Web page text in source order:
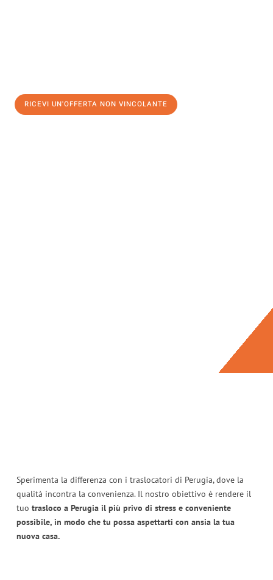
RICEVI UN'OFFERTA NON VINCOLANTE
Sperimenta la differenza con i traslocatori di Perugia, dove la
qualità incontra la convenienza. Il nostro obiettivo è rendere il
tuo trasloco a Perugia il più privo di stress e conveniente
possibile, in modo che tu possa aspettarti con ansia la tua
nuova casa.